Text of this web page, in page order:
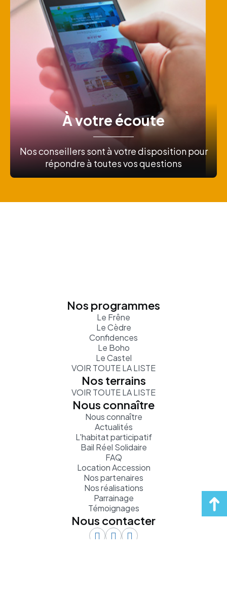
À votre écoute
Nos conseillers sont à votre disposition pour
répondre à toutes vos questions
Nos programmes
Le Frêne
Le Cèdre
Confidences
Le Boho
Le Castel
VOIR TOUTE LA LISTE
Nos terrains
VOIR TOUTE LA LISTE
Nous connaître
Nous connaître
Actualités
L'habitat participatif
Bail Réel Solidaire
FAQ
Location Accession
Nos partenaires
Nos réalisations
Parrainage
Témoignages
Nous contacter